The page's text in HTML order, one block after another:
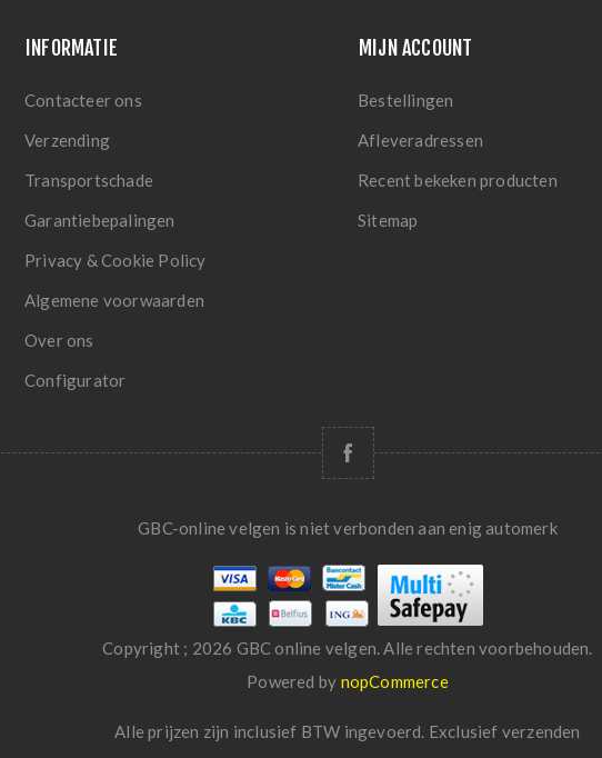
INFORMATIE
Contacteer ons
Verzending
Transportschade
Garantiebepalingen
Privacy & Cookie Policy
Algemene voorwaarden
Over ons
Configurator
MIJN ACCOUNT
Bestellingen
Afleveradressen
Recent bekeken producten
Sitemap
GBC-online velgen is niet verbonden aan enig automerk
Copyright ; 2026 GBC online velgen. Alle rechten voorbehouden.
Powered by nopCommerce
Alle prijzen zijn inclusief BTW ingevoerd. Exclusief verzenden